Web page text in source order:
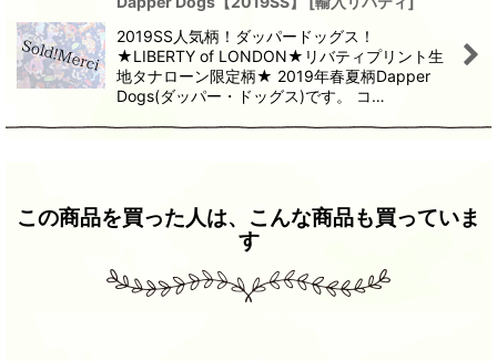
2019SS人気柄！ダッパードッグス！
★LIBERTY of LONDON★リバティプリント生
地タナローン限定柄★ 2019年春夏柄Dapper
Dogs(ダッパー・ドッグス)です。 コ…
この商品を買った人は、こんな商品も買っていま
す